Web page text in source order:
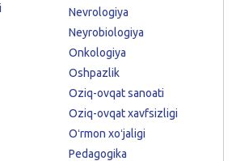
Nevrologiya
Neyrobiologiya
Onkologiya
Oshpazlik
Oziq-ovqat sanoati
Oziq-ovqat xavfsizligi
Oʻrmon xoʻjaligi
Pedagogika